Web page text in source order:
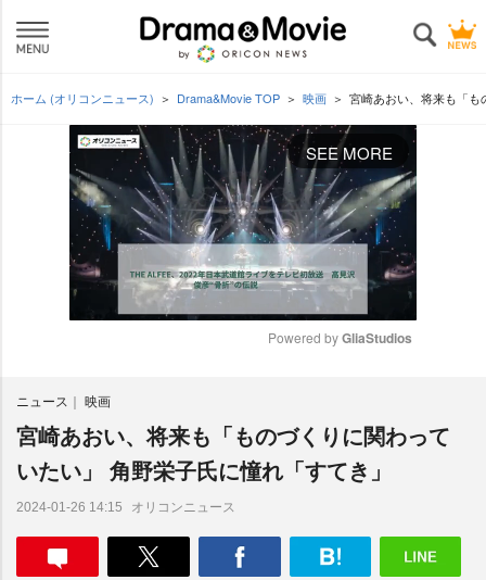
ホーム (オリコンニュース) Drama&Movie TOP 映画 宮崎あおい、将来も「
SEE MORE
e
Powered by GliaStudios
ニュース 映画
宮崎あおい、将来も「ものづくりに関わって
いたい」 角野栄子氏に憧れ「すてき」
2024-01-26 14:15 オリコンニュース